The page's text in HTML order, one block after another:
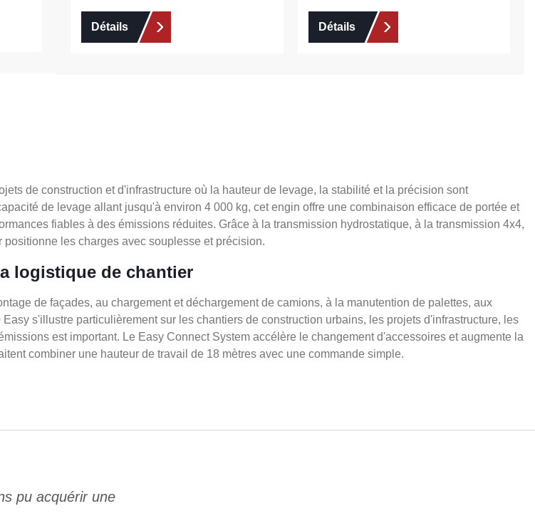
Détails Détails
de construction et d'infrastructure où la hauteur de levage, la stabilité et la précision sont
de levage allant jusqu'à environ 4 000 kg, cet engin offre une combinaison efficace de portée et
fiables à des émissions réduites. Grâce à la transmission hydrostatique, à la transmission 4x4,
les charges avec souplesse et précision.
logistique de chantier
de façades, au chargement et déchargement de camions, à la manutention de palettes, aux
Easy s'illustre particulièrement sur les chantiers de construction urbains, les projets d'infrastructure, les
est important. Le Easy Connect System accélère le changement d'accessoires et augmente la
combiner une hauteur de travail de 18 mètres avec une commande simple.
pu acquérir une